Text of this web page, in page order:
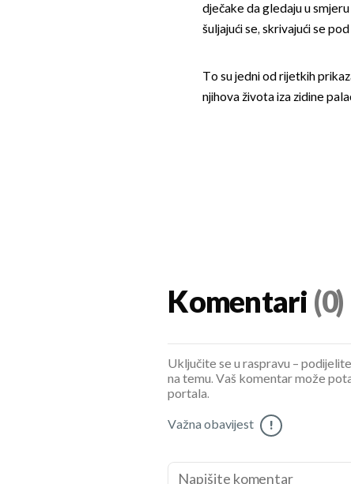
dječake da gledaju u
šuljajući se, skrivajući se
To su jedni od rijetkih
njihova života iza zidine
Komentari (0)
Uključite se u raspravu –
na temu. Vaš komentar može
portala.
Važna obavijest !